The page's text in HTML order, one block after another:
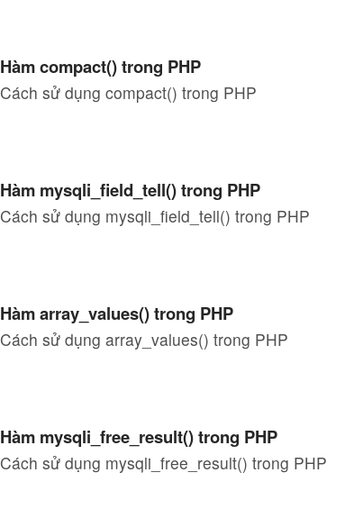
Hàm compact() trong PHP
Cách sử dụng compact() trong PHP
Hàm mysqli_field_tell() trong PHP
Cách sử dụng mysqli_field_tell() trong PHP
Hàm array_values() trong PHP
Cách sử dụng array_values() trong PHP
Hàm mysqli_free_result() trong PHP
Cách sử dụng mysqli_free_result() trong PHP